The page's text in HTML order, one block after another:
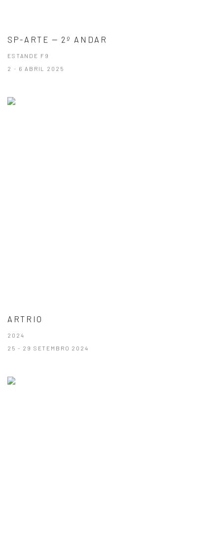
SP-ARTE — 2º ANDAR
ESTANDE F9
2 - 6 ABRIL 2025
ARTRIO
2024
25 - 29 SETEMBRO 2024